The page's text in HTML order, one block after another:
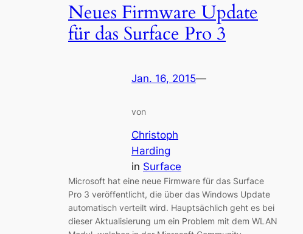
Neues Firmware Update
für das Surface Pro 3
Jan. 16, 2015—
von
Christoph
Harding
in Surface
Microsoft hat eine neue Firmware für das Surface
Pro 3 veröffentlicht, die über das Windows Update
automatisch verteilt wird. Hauptsächlich geht es bei
dieser Aktualisierung um ein Problem mit dem WLAN